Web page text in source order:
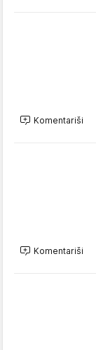
Komentariši
Komentariši